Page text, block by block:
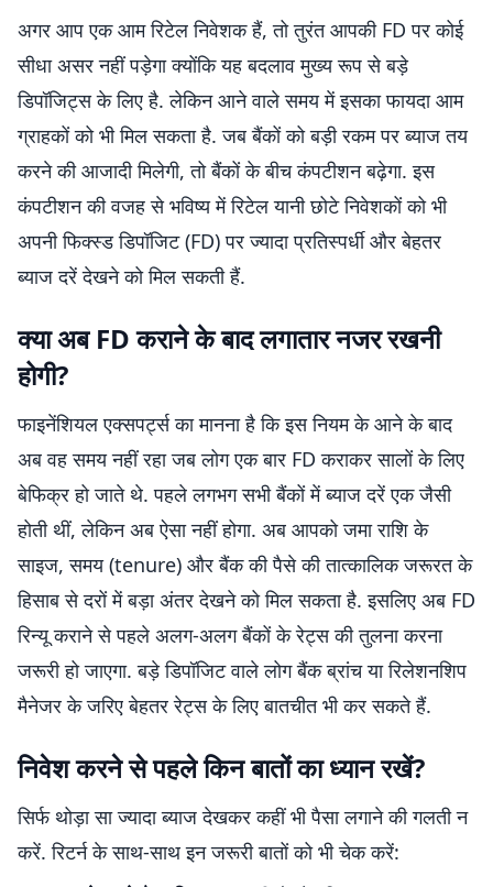
अगर आप एक आम रिटेल निवेशक हैं, तो तुरंत आपकी FD पर कोई
सीधा असर नहीं पड़ेगा क्योंकि यह बदलाव मुख्य रूप से बड़े
डिपॉजिट्स के लिए है. लेकिन आने वाले समय में इसका फायदा आम
ग्राहकों को भी मिल सकता है. जब बैंकों को बड़ी रकम पर ब्याज तय
करने की आजादी मिलेगी, तो बैंकों के बीच कंपटीशन बढ़ेगा. इस
कंपटीशन की वजह से भविष्य में रिटेल यानी छोटे निवेशकों को भी
अपनी फिक्स्ड डिपॉजिट (FD) पर ज्यादा प्रतिस्पर्धी और बेहतर
ब्याज दरें देखने को मिल सकती हैं.
क्या अब FD कराने के बाद लगातार नजर रखनी
होगी?
फाइनेंशियल एक्सपर्ट्स का मानना है कि इस नियम के आने के बाद
अब वह समय नहीं रहा जब लोग एक बार FD कराकर सालों के लिए
बेफिक्र हो जाते थे. पहले लगभग सभी बैंकों में ब्याज दरें एक जैसी
होती थीं, लेकिन अब ऐसा नहीं होगा. अब आपको जमा राशि के
साइज, समय (tenure) और बैंक की पैसे की तात्कालिक जरूरत के
हिसाब से दरों में बड़ा अंतर देखने को मिल सकता है. इसलिए अब FD
रिन्यू कराने से पहले अलग-अलग बैंकों के रेट्स की तुलना करना
जरूरी हो जाएगा. बड़े डिपॉजिट वाले लोग बैंक ब्रांच या रिलेशनशिप
मैनेजर के जरिए बेहतर रेट्स के लिए बातचीत भी कर सकते हैं.
निवेश करने से पहले किन बातों का ध्यान रखें?
सिर्फ थोड़ा सा ज्यादा ब्याज देखकर कहीं भी पैसा लगाने की गलती न
करें. रिटर्न के साथ-साथ इन जरूरी बातों को भी चेक करें: